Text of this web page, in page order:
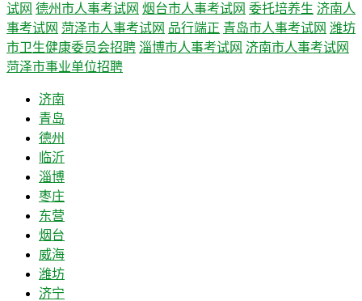
试网 德州市人事考试网 烟台市人事考试网 委托培养生 济南人
事考试网 菏泽市人事考试网 品行端正 青岛市人事考试网 潍坊
市卫生健康委员会招聘 淄博市人事考试网 济南市人事考试网
菏泽市事业单位招聘
济南
青岛
德州
临沂
淄博
枣庄
东营
烟台
威海
潍坊
济宁